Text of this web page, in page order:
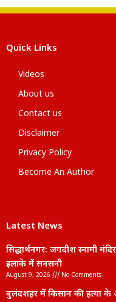
Quick Links
Videos
About us
Contact us
Disclaimer
Privacy Policy
Become An Author
Latest News
सिद्धार्थनगर: जगदीश स्वामी
इलाके में सनसनी
August 9, 2026 No Comments
बुलंदशहर में किसान की हत्या